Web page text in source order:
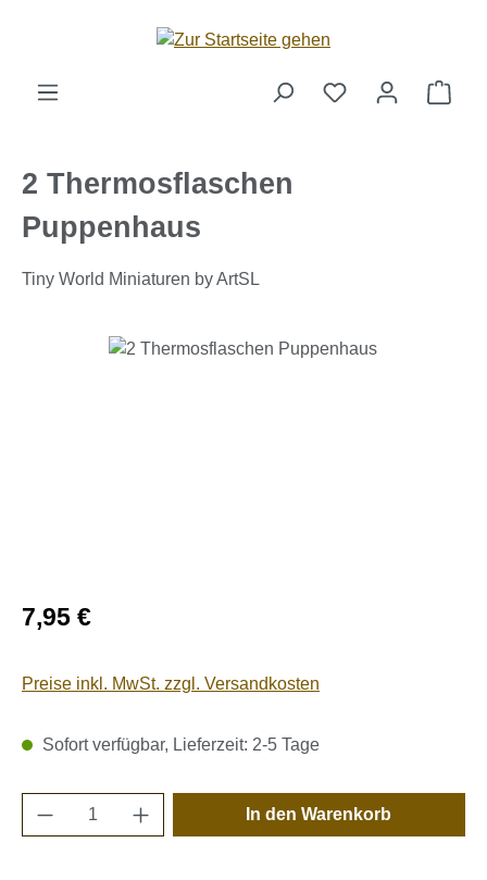
Zum Hauptinhalt springen
2 Thermosflaschen
Puppenhaus
Tiny World Miniaturen by ArtSL
Bildergalerie überspringen
Regulärer Preis:
7,95 €
Preise inkl. MwSt. zzgl. Versandkosten
Sofort verfügbar, Lieferzeit: 2-5 Tage
Produkt Anzahl: Gib den gewünschten
In den Warenkorb